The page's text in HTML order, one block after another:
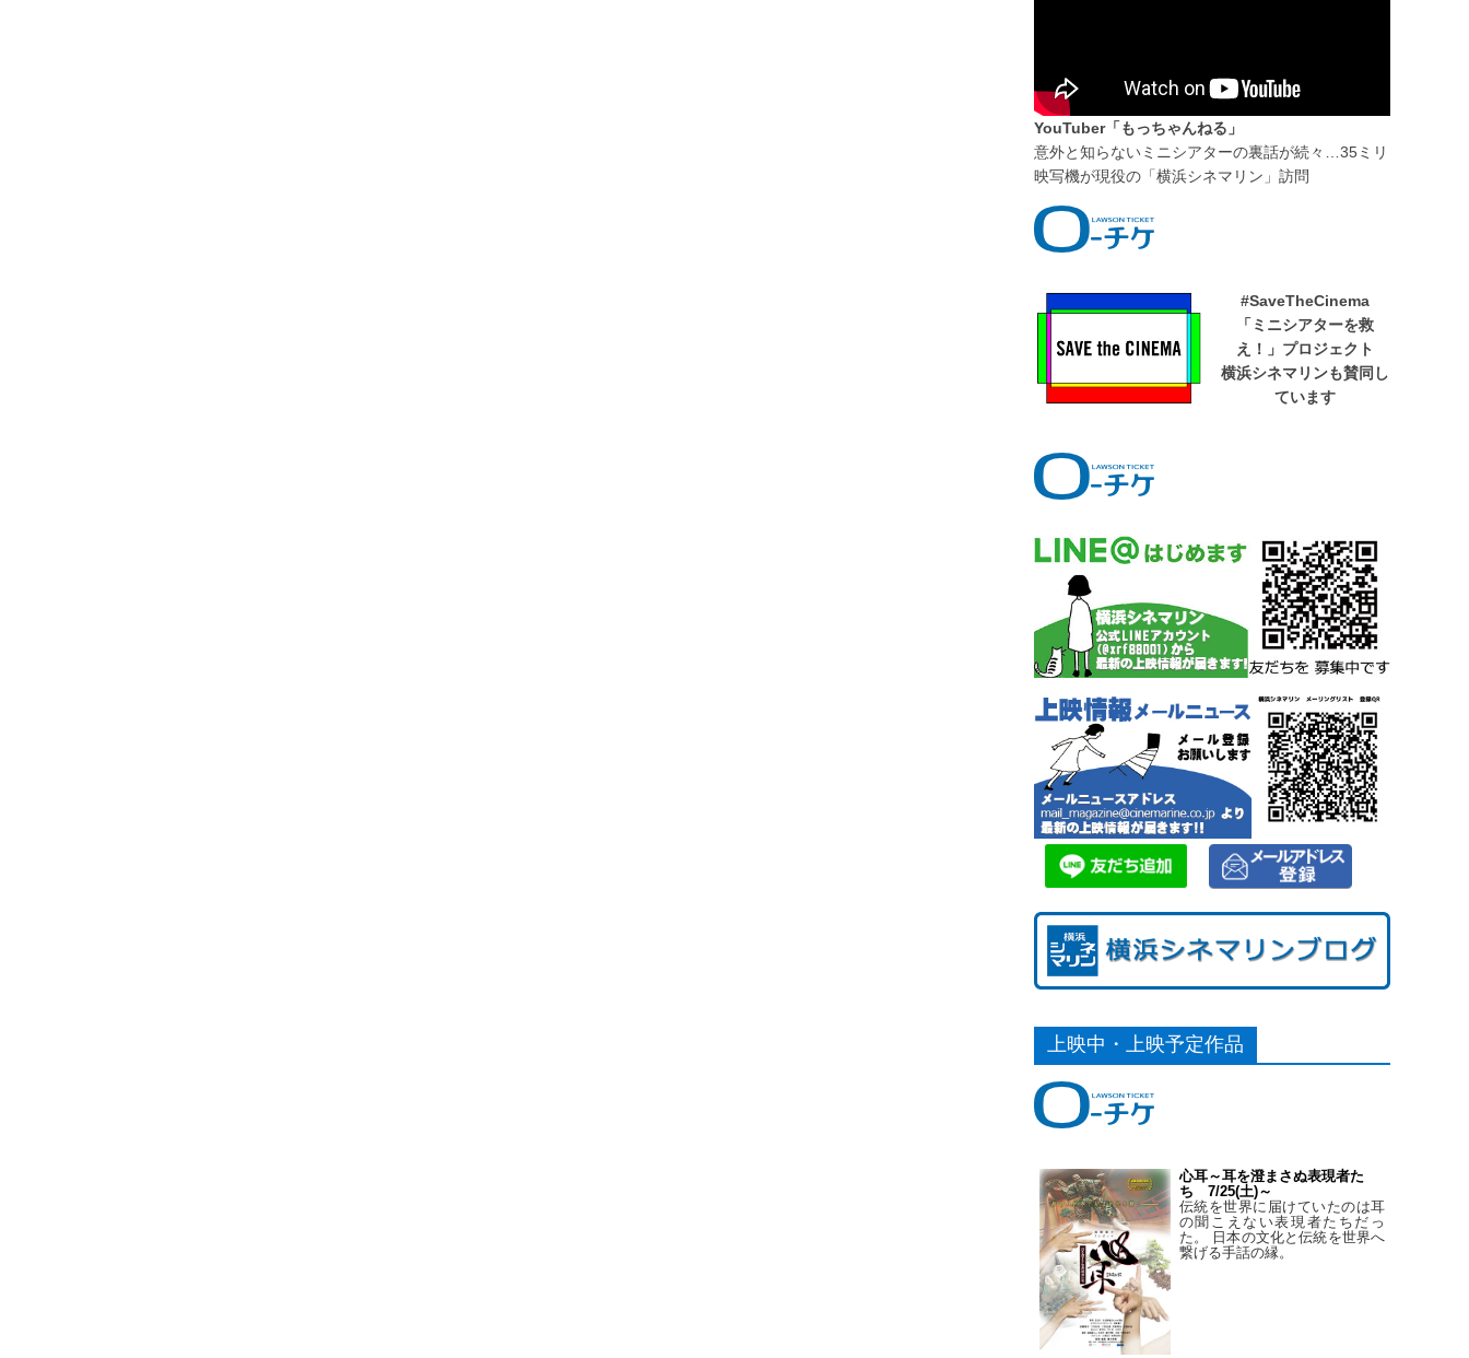
YouTuber「もっちゃんねる」
意外と知らないミニシアターの裏話が続々…35ミリ
映写機が現役の「横浜シネマリン」訪問
#SaveTheCinema
「ミニシアターを救
え！」プロジェクト
横浜シネマリンも賛同し
ています
上映中・上映予定作品
心耳～耳を澄まさぬ表現者た
ち 7/25(土)～
伝統を世界に届けていたのは耳
の聞こえない表現者たちだっ
た。 日本の文化と伝統を世界へ
繋げる手話の縁。